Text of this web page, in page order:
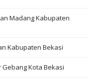
Madang Kabupaten
Kabupaten Bekasi
Gebang Kota Bekasi